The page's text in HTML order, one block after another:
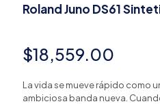
Roland Juno DS61
$18,559.00
La vida se mueve rápido como
ambiciosa banda nueva.